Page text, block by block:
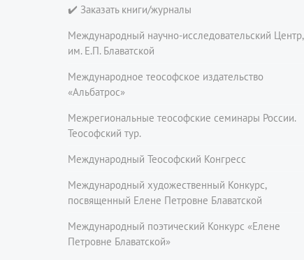
✔️ Заказать книги/журналы
Международный научно-исследовательский Центр,
им. Е.П. Блаватской
Международное теософское издательство
«Альбатрос»
Межрегиональные теософские семинары России.
Теософский тур.
Международный Теософский Конгресс
Международный художественный Конкурс,
посвященный Елене Петровне Блаватской
Международный поэтический Конкурс «Елене
Петровне Блаватской»